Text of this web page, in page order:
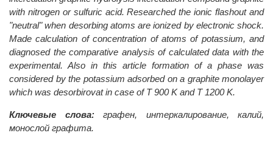
with nitrogen or sulfuric acid. Researched the ionic flashout and
"neutral" when desorbing atoms are ionized by electronic shock.
Made calculation of concentration of atoms of potassium, and
diagnosed the comparative analysis of calculated data with the
experimental. Also in this article formation of a phase was
considered by the potassium adsorbed on a graphite monolayer
which was desorbirovat in case of T 900 K and T 1200 K.
Ключевые слова:графен, интеркалирование, калий,
монослой графита.